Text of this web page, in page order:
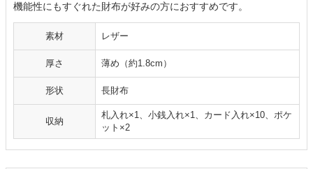
機能性にもすぐれた財布が好みの方におすすめです。
素材 レザー
厚さ 薄め（約1.8cm）
形状 長財布
収納
札入れ×1、小銭入れ×1、カード入れ×10、ポケ
ット×2